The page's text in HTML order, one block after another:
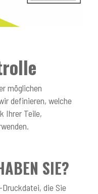
möglichen
definieren, welche
Ihrer Teile,
SIE?
die Sie